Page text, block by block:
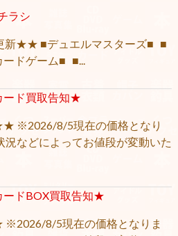
ラシ
★★ ■デュエルマスターズ■ ■
ードゲーム■ ■...
ド買取告知★
※2026/8/5現在の価格となり
況などによってお値段が変動いた
ドBOX買取告知★
8/5現在の価格となりま